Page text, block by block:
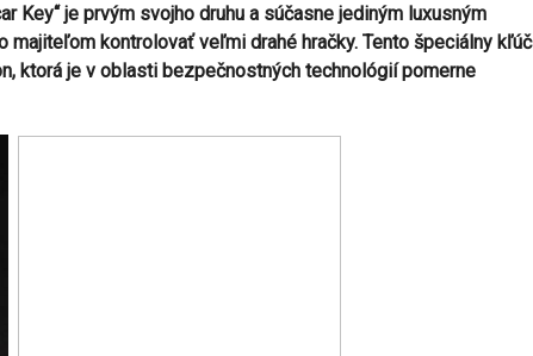
Key“ je prvým svojho druhu a súčasne jediným luxusným
majiteľom kontrolovať veľmi drahé hračky. Tento špeciálny kľúč
ktorá je v oblasti bezpečnostných technológií pomerne